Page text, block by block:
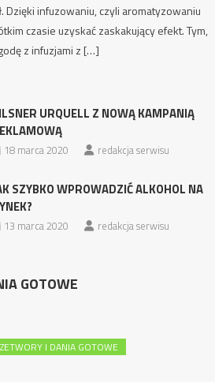
Dzięki infuzowaniu, czyli aromatyzowaniu
czasie uzyskać zaskakujący efekt. Tym,
z infuzjami z […]
URQUELL Z NOWĄ KAMPANIĄ
18 marca 2020 redakcja serwisu
SZYBKO WPROWADZIĆ ALKOHOL NA
13 marca 2020 redakcja serwisu
GOTOWE
I DANIA GOTOWE